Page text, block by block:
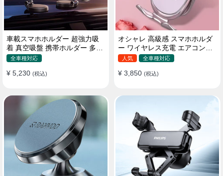
車載スマホホルダー 超強力吸
着 真空吸盤 携帯ホルダー 多角
度調整 360°回転な台座 車用ホ
カー用品 全機種対応
全車種対応
¥ 5,230 (税込)
オシャレ 高級感 スマホホルダ
ー ワイヤレス充電 エアコン吹
き出し口/ 吸盤タイプ 女性
人気 全車種対応
¥ 3,850 (税込)